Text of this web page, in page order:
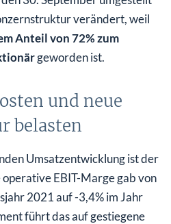
verändert, weil
Anteil von 72% zum
geworden ist.
und neue
belasten
Umsatzentwicklung ist der
EBIT-Marge gab von
2021 auf -3,4% im Jahr
führt das auf gestiegene